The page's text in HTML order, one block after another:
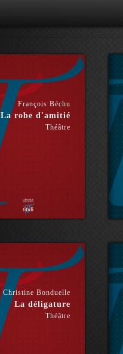
François Béchu
La robe d'amitié
Théâtre
Christine Bonduelle
La déligature
Théâtre